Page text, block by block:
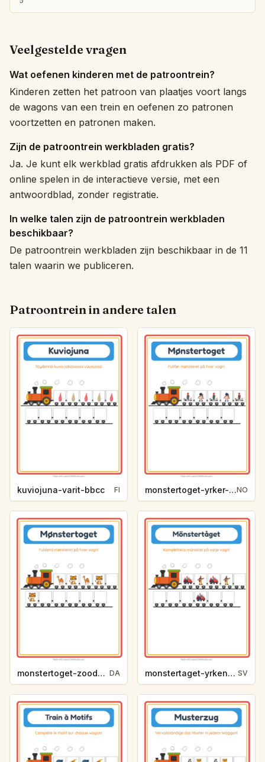
Veelgestelde vragen
Wat oefenen kinderen met de patroontrein?
Kinderen zetten het patroon van plaatjes voort langs
de wagons van een trein en oefenen zo patronen
voortzetten en patronen maken.
Zijn de patroontrein werkbladen gratis?
Ja. Je kunt elk werkblad gratis afdrukken als PDF of
online spelen in de interactieve versie, met een
antwoordblad, zonder registratie.
In welke talen zijn de patroontrein werkbladen
beschikbaar?
De patroontrein werkbladen zijn beschikbaar in de 11
talen waarin we publiceren.
Patroontrein in andere talen
kuviojuna-varit-bbcc FI monstertoget-yrker-54f3NO
monstertoget-zoodyr-a7ac DA monstertaget-yrken-f3cb SV